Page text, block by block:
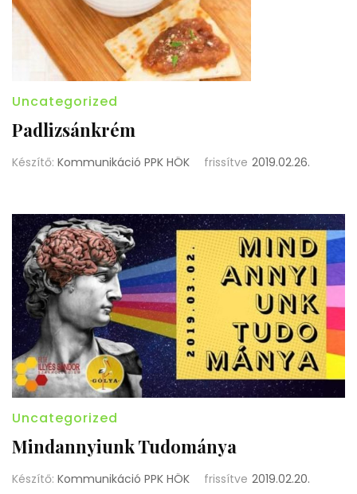
Uncategorized
Padlizsánkrém
Készítő: Kommunikáció PPK HÖK frissítve 2019.02.26.
Uncategorized
Mindannyiunk Tudománya
Készítő: Kommunikáció PPK HÖK frissítve 2019.02.20.